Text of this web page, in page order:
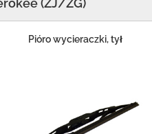
(ZJ/ZG)
Pióro wycieraczki, tył